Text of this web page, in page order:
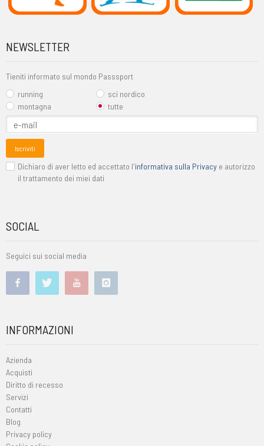
NEWSLETTER
Tieniti informato sul mondo Passsport
running
sci nordico
montagna
tutte
Iscriviti
Dichiaro di aver letto ed accettato l'informativa sulla Privacy e autorizzo
il trattamento dei miei dati
SOCIAL
Seguici sui social media
INFORMAZIONI
Azienda
Acquisti
Diritto di recesso
Servizi
Contatti
Blog
Privacy policy